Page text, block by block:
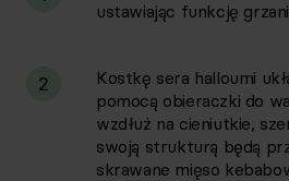
ustawiając funkcję
2
Kostkę sera halloumi
pomocą obieraczki do
wzdłuż na cieniutkie,
swoją strukturą będą
skrawane mięso